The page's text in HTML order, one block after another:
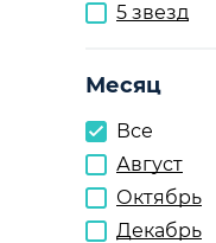
5 звезд
Месяц
Все
Август
Октябрь
Декабрь